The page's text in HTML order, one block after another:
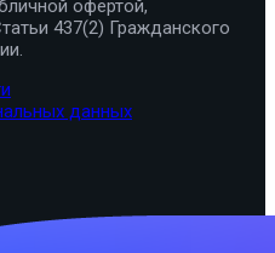
офертой,
437(2) Гражданского
данных